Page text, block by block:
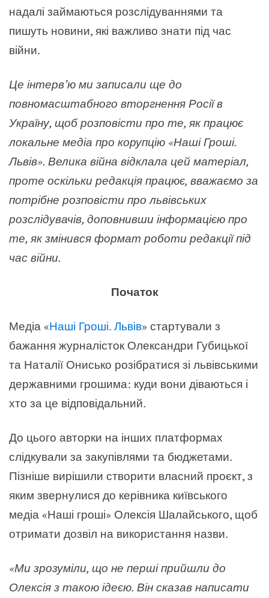
надалі займаються розслідуваннями та
пишуть новини, які важливо знати під час
війни.
Це інтерв’ю ми записали ще до
повномасштабного вторгнення Росії в
Україну, щоб розповісти про те, як працює
локальне медіа про корупцію «Наші Гроші.
Львів». Велика війна відклала цей матеріал,
проте оскільки редакція працює, вважаємо за
потрібне розповісти про львівських
розслідувачів, доповнивши інформацією про
те, як змінився формат роботи редакції під
час війни.
Початок
Медіа «Наші Гроші. Львів» стартували з
бажання журналісток Олександри Губицької
та Наталії Онисько розібратися зі львівськими
державними грошима: куди вони діваються і
хто за це відповідальний.
До цього авторки на інших платформах
слідкували за закупівлями та бюджетами.
Пізніше вирішили створити власний проєкт, з
яким звернулися до керівника київського
медіа «Наші гроші» Олексія Шалайського, щоб
отримати дозвіл на використання назви.
«Ми зрозуміли, що не перші прийшли до
Олексія з такою ідеєю. Він сказав написати